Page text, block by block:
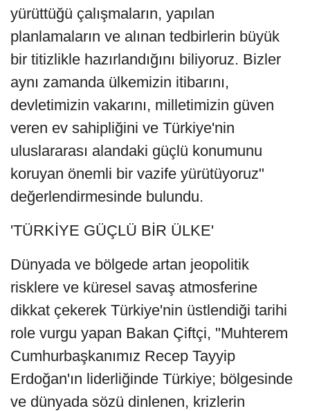
yürüttüğü çalışmaların, yapılan
planlamaların ve alınan tedbirlerin büyük
bir titizlikle hazırlandığını biliyoruz. Bizler
aynı zamanda ülkemizin itibarını,
devletimizin vakarını, milletimizin güven
veren ev sahipliğini ve Türkiye'nin
uluslararası alandaki güçlü konumunu
koruyan önemli bir vazife yürütüyoruz"
değerlendirmesinde bulundu.
'TÜRKİYE GÜÇLÜ BİR ÜLKE'
Dünyada ve bölgede artan jeopolitik
risklere ve küresel savaş atmosferine
dikkat çekerek Türkiye'nin üstlendiği tarihi
role vurgu yapan Bakan Çiftçi, "Muhterem
Cumhurbaşkanımız Recep Tayyip
Erdoğan'ın liderliğinde Türkiye; bölgesinde
ve dünyada sözü dinlenen, krizlerin